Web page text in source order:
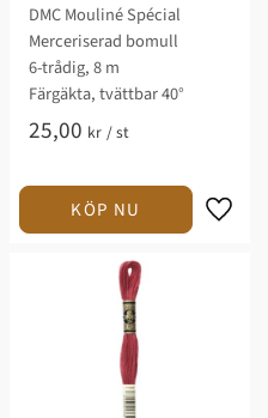
DMC Mouliné Spécial
Merceriserad bomull
6-trådig, 8 m
Färgäkta, tvättbar 40°
25,00 kr /st